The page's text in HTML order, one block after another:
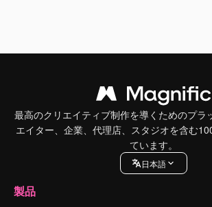
最高のクリエイティブ制作を導くためのプラ
エイター、企業、代理店、スタジオを含む
ています。
日本語
製品